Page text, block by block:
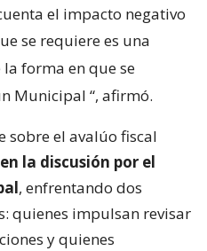
el impacto negativo
se requiere es una
forma en que se
Municipal “, afirmó.
sobre el avalúo fiscal
la discusión por el
, enfrentando dos
quienes impulsan revisar
y quienes